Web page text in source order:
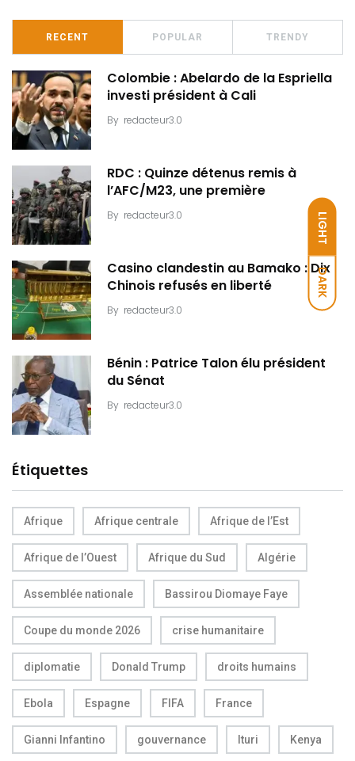
LIGHT
DARK
RECENT POPULAR TRENDY
Colombie : Abelardo de la Espriella
investi président à Cali
By redacteur3.0
RDC : Quinze détenus remis à
l’AFC/M23, une première
By redacteur3.0
Casino clandestin au Bamako : Dix
Chinois refusés en liberté
By redacteur3.0
Bénin : Patrice Talon élu président
du Sénat
By redacteur3.0
Étiquettes
Afrique Afrique centrale Afrique de l’Est
Afrique de l’Ouest Afrique du Sud Algérie
Assemblée nationale Bassirou Diomaye Faye
Coupe du monde 2026 crise humanitaire
diplomatie Donald Trump droits humains
Ebola Espagne FIFA France
Gianni Infantino gouvernance Ituri Kenya